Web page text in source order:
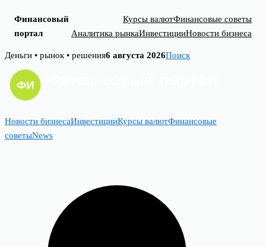
Финансовый
портал
Курсы валютФинансовые советы
Аналитика рынкаИнвестицииНовости бизнеса
Skip
content
Деньги • рынок • решения6 августа 2026Поиск
Новости бизнесаИнвестицииКурсы валютФинансовые
советыNews